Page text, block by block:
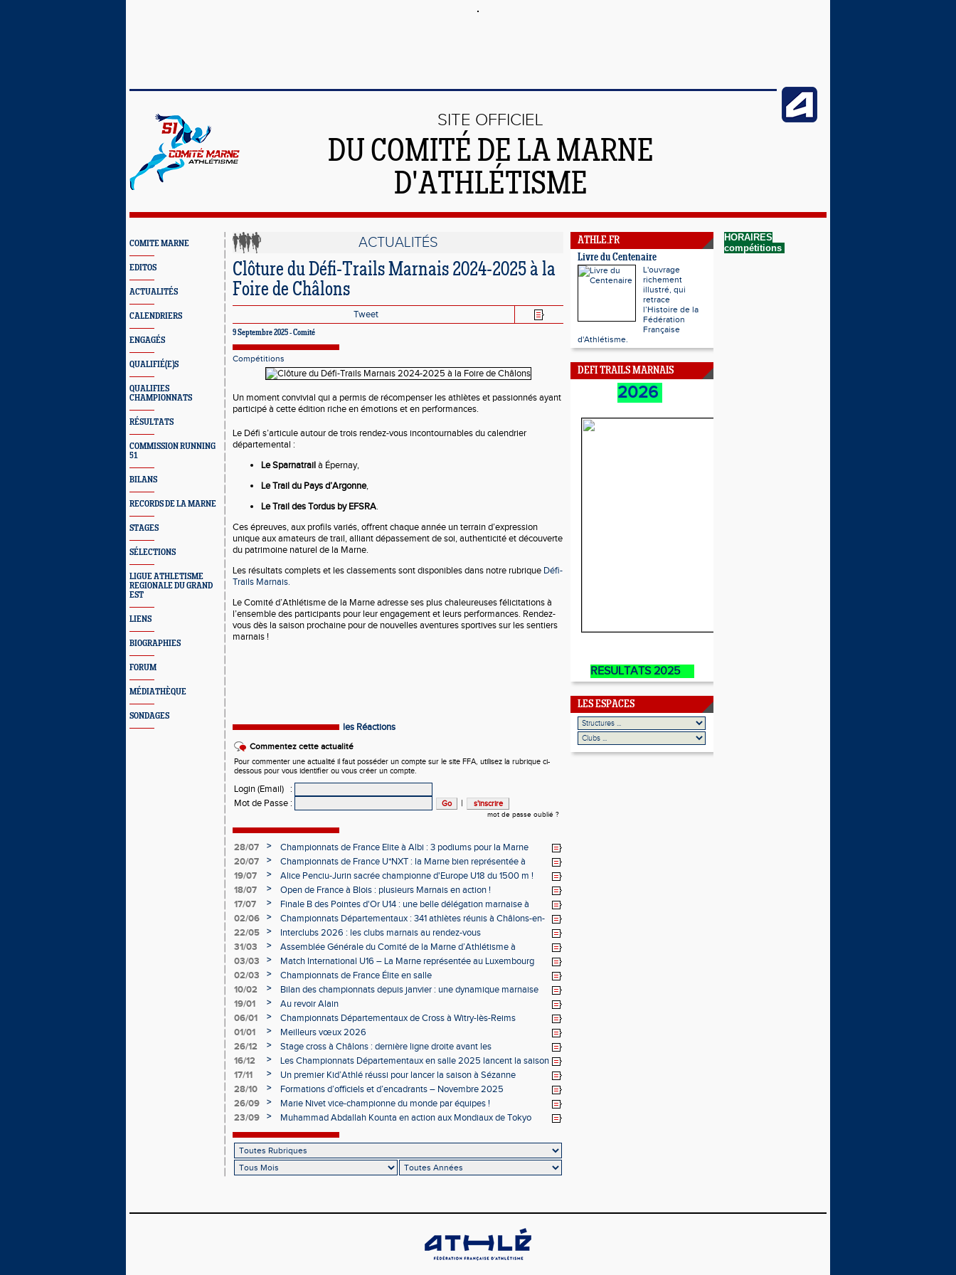
SITE OFFICIEL
DU COMITÉ DE LA MARNE
D'ATHLÉTISME
COMITE MARNE
EDITOS
ACTUALITÉS
CALENDRIERS
ENGAGÉS
QUALIFIÉ(E)S
QUALIFIES
CHAMPIONNATS
RÉSULTATS
COMMISSION RUNNING
51
BILANS
RECORDS DE LA MARNE
STAGES
SÉLECTIONS
LIGUE ATHLETISME
REGIONALE DU GRAND
EST
LIENS
BIOGRAPHIES
FORUM
MÉDIATHÈQUE
SONDAGES
ACTUALITÉS
Clôture du Défi-Trails Marnais 2024-2025 à la
Foire de Châlons
Tweet
9 Septembre 2025 - Comité
Compétitions
Un moment convivial qui a permis de récompenser les athlètes et passionnés ayant
participé à cette édition riche en émotions et en performances.
Le Défi s’articule autour de trois rendez-vous incontournables du calendrier
départemental :
Le Sparnatrailà Épernay,
Le Trail du Pays d’Argonne,
Le Trail des Tordus by EFSRA.
Ces épreuves, aux profils variés, offrent chaque année un terrain d’expression
unique aux amateurs de trail, alliant dépassement de soi, authenticité et découverte
du patrimoine naturel de la Marne.
Les résultats complets et les classements sont disponibles dans notre rubrique Défi-
Trails Marnais.
Le Comité d’Athlétisme de la Marne adresse ses plus chaleureuses félicitations à
l’ensemble des participants pour leur engagement et leurs performances. Rendez-
vous dès la saison prochaine pour de nouvelles aventures sportives sur les sentiers
marnais !
les Réactions
Commentez cette actualité
Pour commenter une actualité il faut posséder un compte sur le site FFA, utilisez la rubrique ci-
dessous pour vous identifier ou vous créer un compte.
Login (Email)
:
Mot de Passe : |
mot de passe oublié ?
28/07 >
Championnats de France Elite à Albi : 3 podiums pour la Marne
20/07
>
Championnats de France U*NXT : la Marne bien représentée à
Charléty
19/07 >
Alice Penciu-Jurin sacrée championne d'Europe U18 du 1500 m !
18/07
>
Open de France à Blois : plusieurs Marnais en action !
17/07
>
Finale B des Pointes d'Or U14 : une belle délégation marnaise à
Obernai
02/06 >
Championnats Départementaux : 341 athlètes réunis à Châlons-en-
Champagne
22/05 >
Interclubs 2026 : les clubs marnais au rendez-vous
31/03
>
Assemblée Générale du Comité de la Marne d’Athlétisme à
Épernay
03/03 >
Match International U16 – La Marne représentée au Luxembourg
02/03
>
Championnats de France Élite en salle
10/02
>
Bilan des championnats depuis janvier : une dynamique marnaise
bien lancée
19/01 >
Au revoir Alain
06/01
>
Championnats Départementaux de Cross à Witry-lès-Reims
01/01
>
Meilleurs vœux 2026
26/12
>
Stage cross à Châlons : dernière ligne droite avant les
Départementaux
16/12 >
Les Championnats Départementaux en salle 2025 lancent la saison
hivernale
17/11 >
Un premier Kid’Athlé réussi pour lancer la saison à Sézanne
28/10
>
Formations d’officiels et d’encadrants – Novembre 2025
26/09
>
Marie Nivet vice-championne du monde par équipes !
23/09
> Muhammad Abdallah Kounta en action aux Mondiaux de Tokyo
ATHLE.FR
Livre du Centenaire
L'ouvrage
richement
illustré, qui
retrace
l’Histoire de la
Fédération
Française
d'Athlétisme.
DEFI TRAILS MARNAIS
2026
RESULTATS 2025
LES ESPACES
HORAIRES
compétitions